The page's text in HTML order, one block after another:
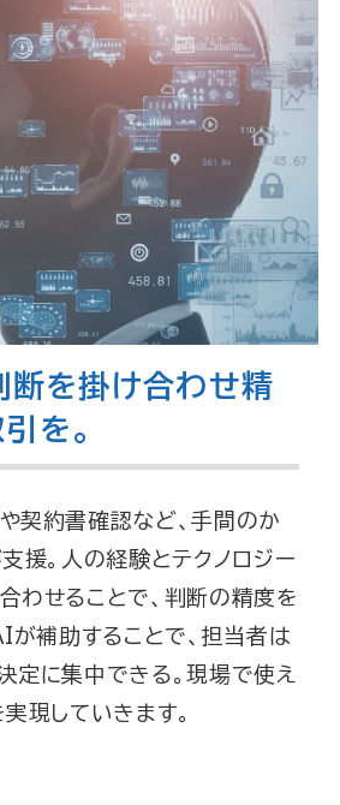
を掛け合わせ精
を。
契約書確認など、手間のか
援。 人の経験とテクノロジー
わせることで、 判断の精度を
が補助することで、担当者は
定に集中できる。 現場で使え
現していきます。